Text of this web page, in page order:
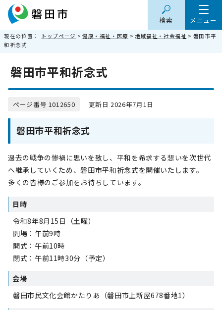
メニュー
検索
現在の位置： トップページ > 健康・福祉・医療 > 地域福祉・社会福祉 > 磐田市平
和祈念式
磐田市平和祈念式
ページ番号 1012650 更新日 2026年7月1日
磐田市平和祈念式
過去の戦争の惨禍に思いを致し、平和を希求する想いを次世代
へ継承していくため、磐田市平和祈念式を開催いたします。
多くの皆様のご参加をお待ちしています。
日時
令和8年8月15日（土曜）
開場：午前9時
開式：午前10時
閉式：午前11時30分（予定）
会場
磐田市民文化会館かたりあ（磐田市上新屋678番地1）